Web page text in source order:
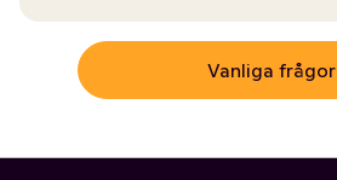
Vanliga frågor